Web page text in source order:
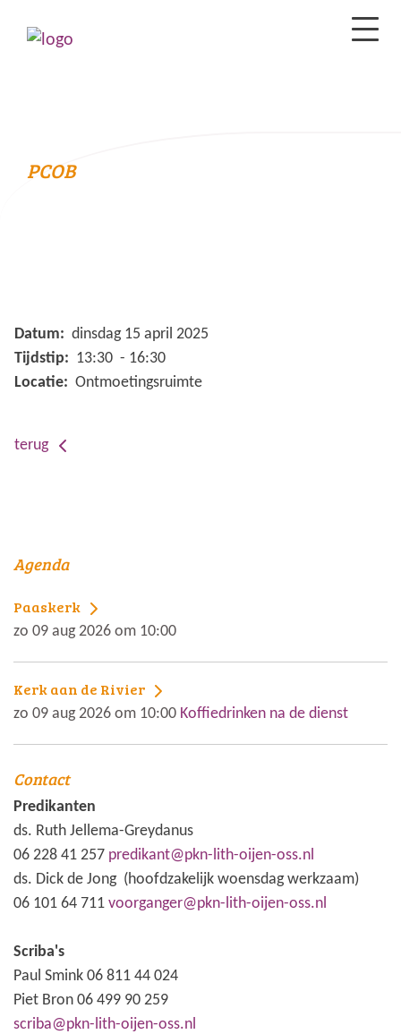
PCOB
Datum: dinsdag 15 april 2025
Tijdstip: 13:30 - 16:30
Locatie: Ontmoetingsruimte
terug
Agenda
Paaskerk
zo 09 aug 2026 om 10:00
Kerk aan de Rivier
zo 09 aug 2026 om 10:00 Koffiedrinken na de dienst
Contact
Predikanten
ds. Ruth Jellema-Greydanus
06 228 41 257 predikant@pkn-lith-oijen-oss.nl
ds. Dick de Jong (hoofdzakelijk woensdag werkzaam)
06 101 64 711 voorganger@pkn-lith-oijen-oss.nl
Scriba's
Paul Smink 06 811 44 024
Piet Bron 06 499 90 259
scriba@pkn-lith-oijen-oss.nl